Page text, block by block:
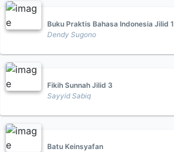
Buku Praktis Bahasa Indonesia Jilid 1
Dendy Sugono
Fikih Sunnah Jilid 3
Sayyid Sabiq
Batu Keinsyafan